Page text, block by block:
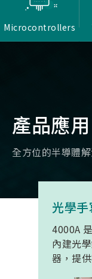
Microcontrollers
產品應用
全方位的半導體
4000A
內建光
器，提